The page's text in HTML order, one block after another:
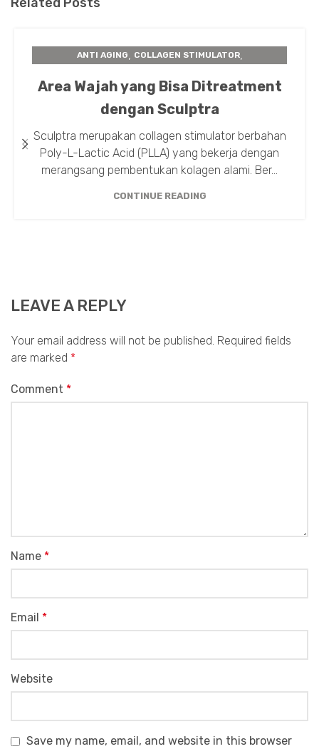
ANTI AGING, COLLAGEN STIMULATOR,
SCULPTRA
Area Wajah yang Bisa Ditreatment
dengan Sculptra
Sculptra merupakan collagen stimulator berbahan
Poly-L-Lactic Acid (PLLA) yang bekerja dengan
merangsang pembentukan kolagen alami. Ber...
CONTINUE READING
LEAVE A REPLY
Your email address will not be published. Required fields
are marked *
Comment *
Name *
Email *
Website
Save my name, email, and website in this browser